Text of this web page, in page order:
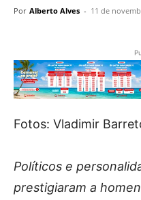
Por Alberto Alves - 11 de
Fotos: Vladimir
Políticos e
prestigiaram a